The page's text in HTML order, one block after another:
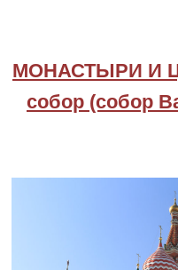
МОНАСТЫРИ И
собор (собор